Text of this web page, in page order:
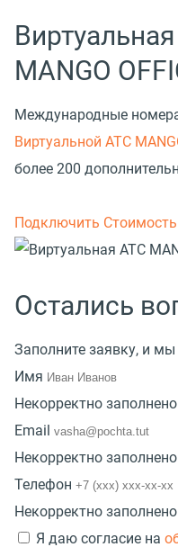
MANGO
Международные
Виртуальной АТС
более 200
Подключить Стоимость
Остались
Заполните заявку, и
Имя
Некорректно
Email
Некорректно
Телефон
Некорректно
Я даю согласие на